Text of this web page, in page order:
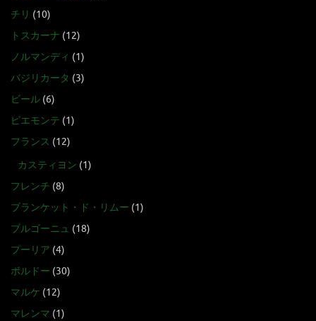
チリ (10)
トスカーナ (12)
ノルマンディ (1)
バジリカータ (3)
ビール (6)
ピエモンテ (1)
フランス (12)
カスティヨン (1)
フレンチ (8)
ブランケット・ド・リムー (1)
ブルゴーニュ (18)
プーリア (4)
ボルドー (30)
マルケ (12)
マレンマ (1)